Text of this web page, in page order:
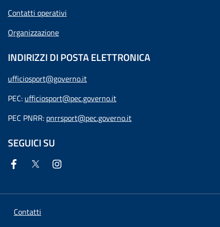
Contatti operativi
Organizzazione
INDIRIZZI DI POSTA ELETTRONICA
ufficiosport@governo.it
PEC: ufficiosport@pec.governo.it
PEC PNRR: pnrrsport@pec.governo.it
SEGUICI SU
Contatti